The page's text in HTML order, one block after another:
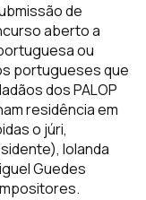
de
aberto a
ou
portugueses que
dos PALOP
residência em
o júri,
Iolanda
Guedes